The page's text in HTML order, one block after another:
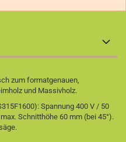
zum formatgenauen,
und Massivholz.
Spannung 400 V / 50
Schnitthöhe 60 mm (bei 45°).